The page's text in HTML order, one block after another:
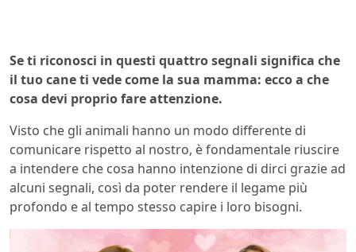
Se ti riconosci in questi quattro segnali significa che
il tuo cane ti vede come la sua mamma: ecco a che
cosa devi proprio fare attenzione.
Visto che gli animali hanno un modo differente di
comunicare rispetto al nostro, è fondamentale riuscire
a intendere che cosa hanno intenzione di dirci grazie ad
alcuni segnali, così da poter rendere il legame più
profondo e al tempo stesso capire i loro bisogni.